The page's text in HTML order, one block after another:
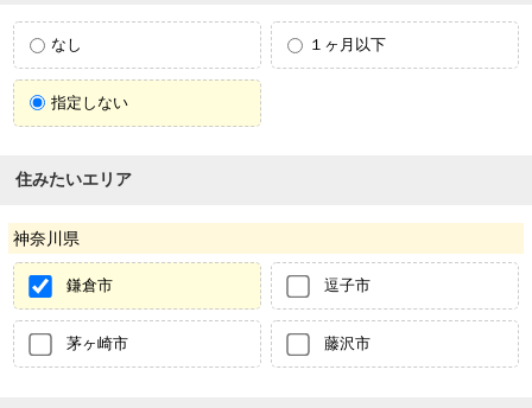
なし １ヶ月以下
指定しない
住みたいエリア
神奈川県
鎌倉市 逗子市
茅ヶ崎市 藤沢市